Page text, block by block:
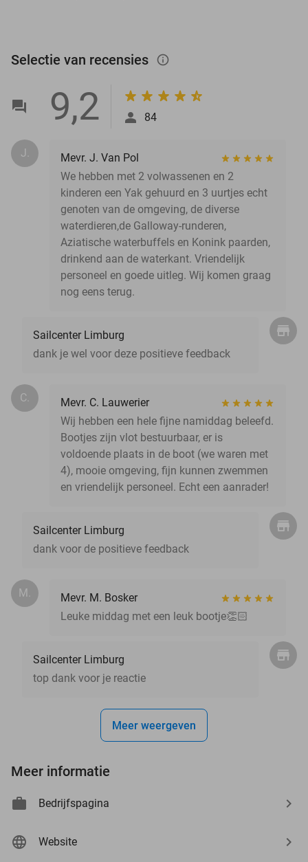
Selectie van recensies info_outlined
9,2 84
J.
Mevr. J. Van Pol
We hebben met 2 volwassenen en 2
kinderen een Yak gehuurd en 3 uurtjes echt
genoten van de omgeving, de diverse
waterdieren,de Galloway-runderen,
Aziatische waterbuffels en Konink paarden,
drinkend aan de waterkant. Vriendelijk
personeel en goede uitleg. Wij komen graag
nog eens terug.
Sailcenter Limburg
dank je wel voor deze positieve feedback
C.
Mevr. C. Lauwerier
Wij hebben een hele fijne namiddag beleefd.
Bootjes zijn vlot bestuurbaar, er is
voldoende plaats in de boot (we waren met
4), mooie omgeving, fijn kunnen zwemmen
en vriendelijk personeel. Echt een aanrader!
Sailcenter Limburg
dank voor de positieve feedback
M.
Mevr. M. Bosker
Leuke middag met een leuk bootje👏🏻
Sailcenter Limburg
top dank voor je reactie
Meer weergeven
Meer informatie
Bedrijfspagina
Website